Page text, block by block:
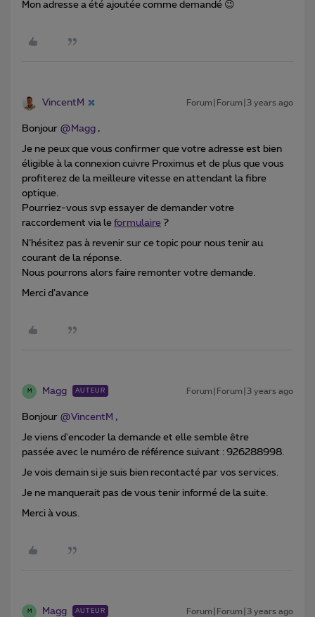
Mon adresse a été ajoutée comme demandé 😉
VincentM Forum|Forum|3 years ago
Bonjour @Magg ,
Je ne peux que vous confirmer que votre adresse est bien
éligible à la connexion cuivre Proximus et de plus que vous
profiterez de la meilleure vitesse en attendant la fibre
optique.
Pourriez-vous svp essayer de demander votre
raccordement via le formulaire ?
N’hésitez pas à revenir sur ce topic pour nous tenir au
courant de la réponse.
Nous pourrons alors faire remonter votre demande.
Merci d’avance
M Magg AUTEUR Forum|Forum|3 years ago
Bonjour @VincentM ,
Je viens d'encoder la demande et elle semble être
passée avec le numéro de référence suivant : 926288998.
Je vois demain si je suis bien recontacté par vos services.
Je ne manquerait pas de vous tenir informé de la suite.
Merci à vous.
M Magg AUTEUR Forum|Forum|3 years ago